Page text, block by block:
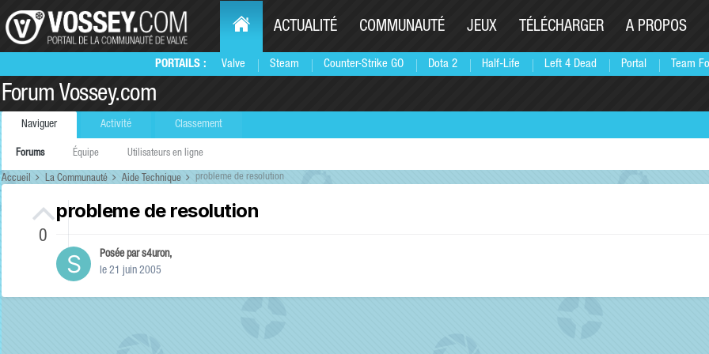
PORTAILS : Valve Steam Counter-Strike GO Dota 2 Half-Life Left 4 Dead Portal Team
ACTUALITÉ COMMUNAUTÉ JEUX TÉLÉCHARGER A PROPOS
Forum Vossey.com
Naviguer
Forums Équipe Utilisateurs en ligne
Activité Classement
Accueil La Communauté Aide Technique probleme de resolution
0
probleme de resolution
Posée pars4uron,
le 21 juin 2005